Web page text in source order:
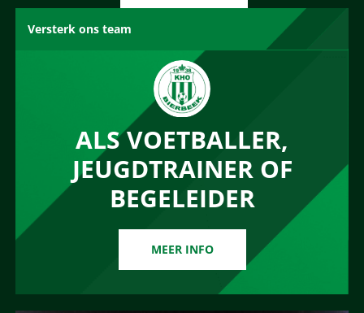
Versterk ons team
ALS VOETBALLER,
JEUGDTRAINER OF
BEGELEIDER
MEER INFO